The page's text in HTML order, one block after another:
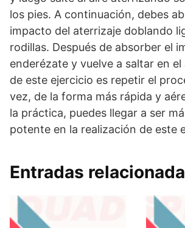
los pies. A continuación, debes
impacto del aterrizaje doblando
rodillas. Después de absorber el
enderézate y vuelve a saltar en
de este ejercicio es repetir el
vez, de la forma más rápida y
la práctica, puedes llegar a ser
potente en la realización de este
Entradas